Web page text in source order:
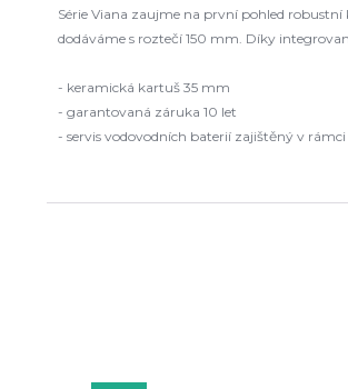
Série Viana zaujme na první pohled
dodáváme s roztečí 150 mm. Díky
- keramická kartuš 35 mm
- garantovaná záruka 10 let
- servis vodovodních baterií zajištěný v rámci